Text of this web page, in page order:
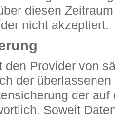
diesen
nicht akzeptiert.
den Provider von
der
der
Soweit